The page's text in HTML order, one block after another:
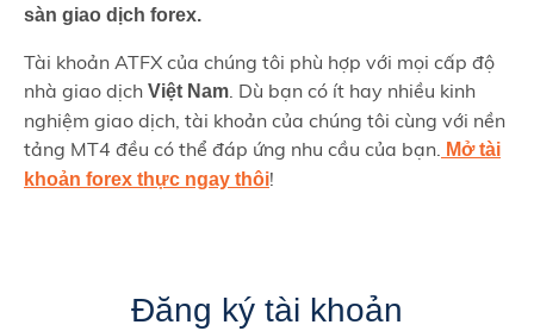
sàn giao dịch forex.
Tài khoản ATFX của chúng tôi phù hợp với mọi cấp độ
nhà giao dịch Việt Nam . Dù bạn có ít hay nhiều kinh
nghiệm giao dịch, tài khoản của chúng tôi cùng với nền
tảng MT4 đều có thể đáp ứng nhu cầu của bạn.
Mở tài
khoản forex thực ngay thôi!
Đăng ký tài khoản